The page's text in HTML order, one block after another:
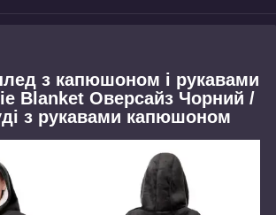
з капюшоном і рукавами
Blanket Оверсайз Чорний /
з рукавами капюшоном